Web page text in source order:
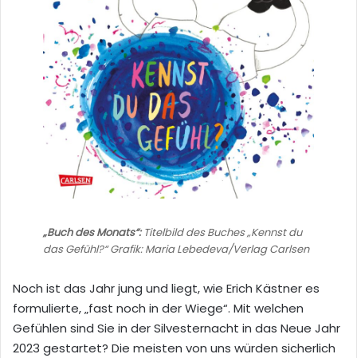
„Buch des Monats“:Titelbild des Buches „Kennst du
das Gefühl?“ Grafik: Maria Lebedeva/Verlag Carlsen
Noch ist das Jahr jung und liegt, wie Erich Kästner es
formulierte, „fast noch in der Wiege“. Mit welchen
Gefühlen sind Sie in der Silvesternacht in das Neue Jahr
2023 gestartet? Die meisten von uns würden sicherlich